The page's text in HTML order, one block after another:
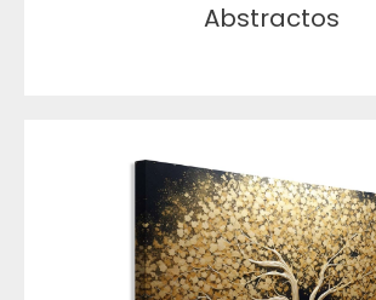
Abstractos